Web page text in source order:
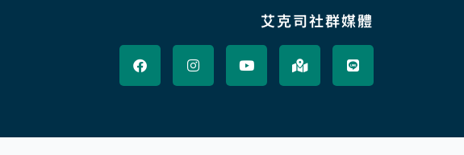
艾克司社群媒體
F
a
c
e
o
I
n
t
r
Y
o
t
e
M
a
p
-
r
L
i
e